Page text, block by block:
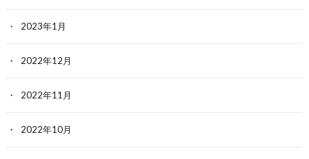
2023年1月
2022年12月
2022年11月
2022年10月